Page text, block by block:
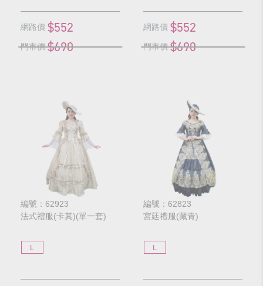
網路價 $552
門市價 $690
網路價 $552
門市價 $690
編號：62923
法式禮服(卡其)(單一套)
L
編號：62823
宮廷禮服(藏青)
L